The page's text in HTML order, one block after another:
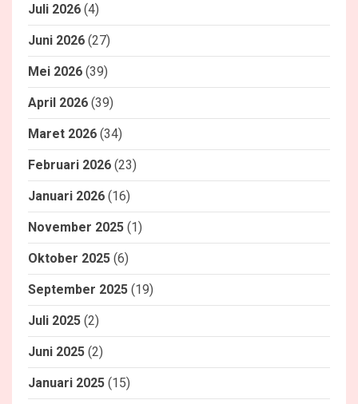
Juli 2026 (4)
Juni 2026 (27)
Mei 2026 (39)
April 2026 (39)
Maret 2026 (34)
Februari 2026 (23)
Januari 2026 (16)
November 2025 (1)
Oktober 2025 (6)
September 2025 (19)
Juli 2025 (2)
Juni 2025 (2)
Januari 2025 (15)